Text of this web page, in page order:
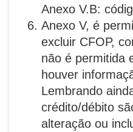
Anexo V.B:
Anexo V, é
excluir CFOP,
não é permitida
houver
Lembrando
crédito/débito
alteração ou